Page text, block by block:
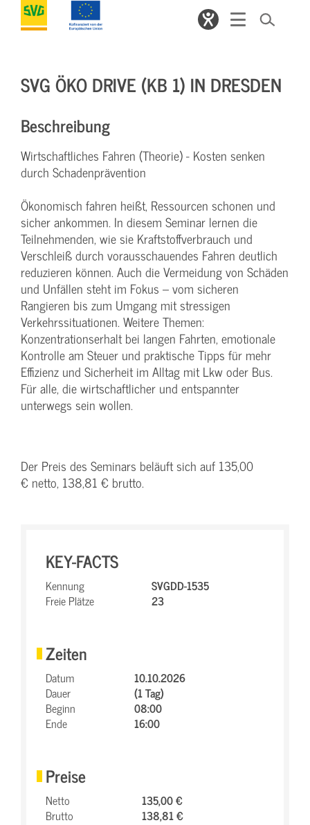
SVG ÖKO DRIVE (KB 1) IN DRESDEN
Beschreibung
Wirtschaftliches Fahren (Theorie) - Kosten senken
durch Schadenprävention
Ökonomisch fahren heißt, Ressourcen schonen und
sicher ankommen. In diesem Seminar lernen die
Teilnehmenden, wie sie Kraftstoffverbrauch und
Verschleiß durch vorausschauendes Fahren deutlich
reduzieren können. Auch die Vermeidung von Schäden
und Unfällen steht im Fokus – vom sicheren
Rangieren bis zum Umgang mit stressigen
Verkehrssituationen. Weitere Themen:
Konzentrationserhalt bei langen Fahrten, emotionale
Kontrolle am Steuer und praktische Tipps für mehr
Effizienz und Sicherheit im Alltag mit Lkw oder Bus.
Für alle, die wirtschaftlicher und entspannter
unterwegs sein wollen.
Der Preis des Seminars beläuft sich auf 135,00
€ netto, 138,81 € brutto.
KEY-FACTS
Kennung
SVGDD-1535
Freie Plätze
23
Zeiten
Datum
10.10.2026
Dauer
(1 Tag)
Beginn
08:00
Ende
16:00
Preise
Netto
135,00 €
Brutto
138,81 €